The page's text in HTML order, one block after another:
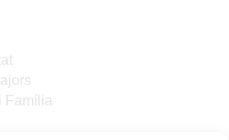
Família